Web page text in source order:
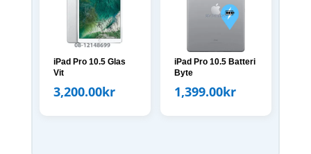
iPad Pro 10.5 Glas
Vit
3,200.00kr
iPad Pro 10.5 Batteri
Byte
1,399.00kr